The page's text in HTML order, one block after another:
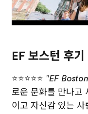
EF 보스턴 후기
⭐⭐⭐⭐⭐ "EF
로운 문화를 만나고
이고 자신감 있는